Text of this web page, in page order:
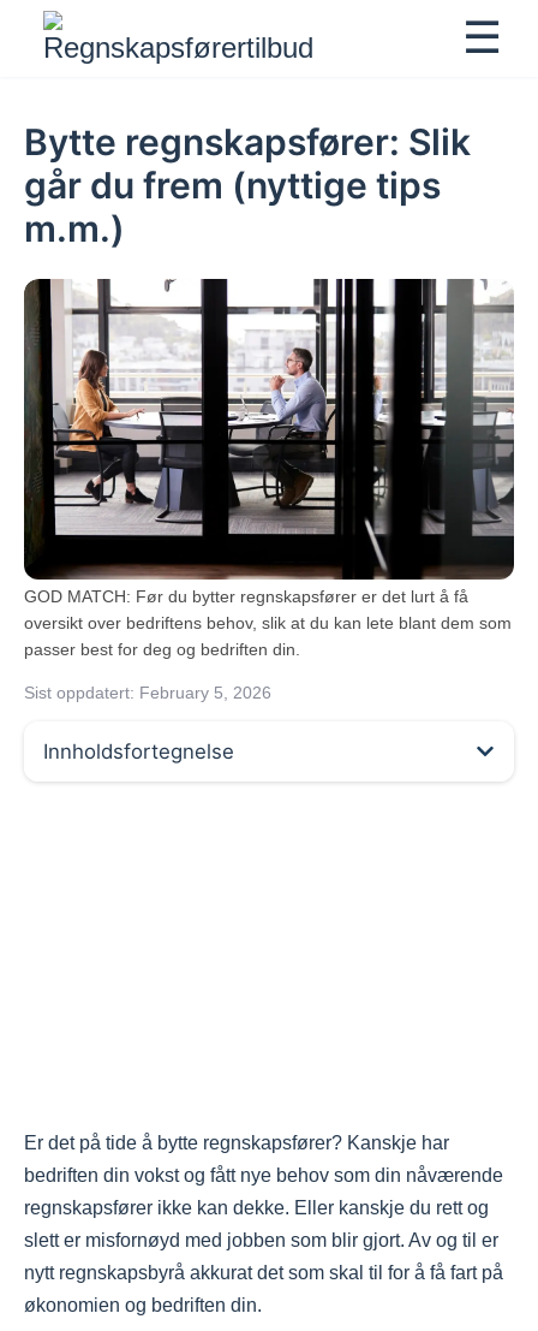
☰
Bytte regnskapsfører: Slik
går du frem (nyttige tips
m.m.)
GOD MATCH: Før du bytter regnskapsfører er det lurt å få
oversikt over bedriftens behov, slik at du kan lete blant dem som
passer best for deg og bedriften din.
Sist oppdatert: February 5, 2026
Innholdsfortegnelse
Er det på tide å bytte regnskapsfører? Kanskje har
bedriften din vokst og fått nye behov som din nåværende
regnskapsfører ikke kan dekke. Eller kanskje du rett og
slett er misfornøyd med jobben som blir gjort. Av og til er
nytt regnskapsbyrå akkurat det som skal til for å få fart på
økonomien og bedriften din.